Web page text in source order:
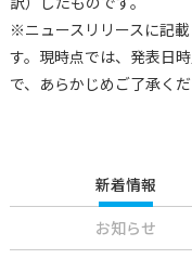
※ニュースリリースに記
す。現時点では、発表日
で、あらかじめご了承くだ
新着情報
お知らせ